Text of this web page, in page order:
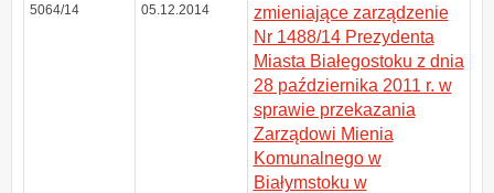
5064/14 05.12.2014
zmieniające zarządzenie
Nr 1488/14 Prezydenta
Miasta Białegostoku z dnia
28 października 2011 r. w
sprawie przekazania
Zarządowi Mienia
Komunalnego w
Białymstoku w